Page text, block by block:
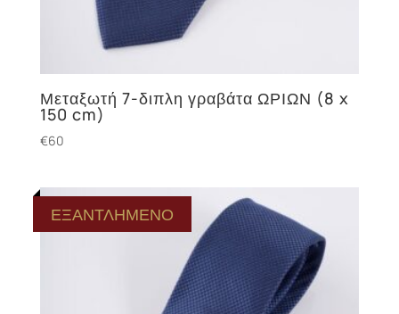
Μεταξωτή 7-διπλη γραβάτα ΩΡΙΩΝ (8 x
150 cm)
€60
ΕΞΑΝΤΛΗΜΕΝΟ